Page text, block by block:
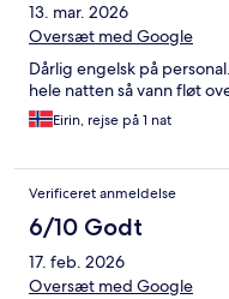
13. mar. 2026
Oversæt med Google
Dårlig engelsk på
hele natten så vann fløt
Eirin, rejse på 1 nat
Verificeret anmeldelse
6/10 Godt
17. feb. 2026
Oversæt med Google